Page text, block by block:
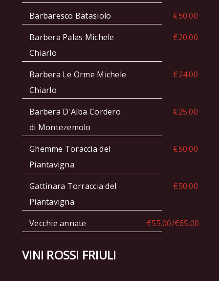
Barbaresco Batasiolo
€50.00
Barbera Palas Michele
Chiarlo
€20.00
Barbera Le Orme Michele
Chiarlo
€24.00
Barbera D'Alba Cordero
di Montezemolo
€25.00
Ghemme Toraccia del
Piantavigna
€50.00
Gattinara Torraccia del
Piantavigna
€50.00
Vecchie annate €55.00/€65.00
VINI ROSSI FRIULI